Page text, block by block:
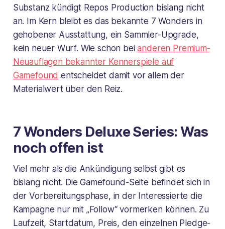
Substanz kündigt Repos Production bislang nicht
an. Im Kern bleibt es das bekannte 7 Wonders in
gehobener Ausstattung, ein Sammler-Upgrade,
kein neuer Wurf. Wie schon beianderen Premium-
Neuauflagen bekannter Kennerspiele auf
Gamefound entscheidet damit vor allem der
Materialwert über den Reiz.
7 Wonders Deluxe Series: Was
noch offen ist
Viel mehr als die Ankündigung selbst gibt es
bislang nicht. Die Gamefound-Seite befindet sich in
der Vorbereitungsphase, in der Interessierte die
Kampagne nur mit „Follow“ vormerken können. Zu
Laufzeit, Startdatum, Preis, den einzelnen Pledge-